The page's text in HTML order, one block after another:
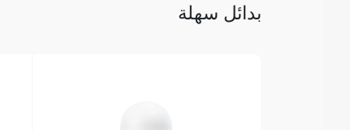
بدائل سهلة